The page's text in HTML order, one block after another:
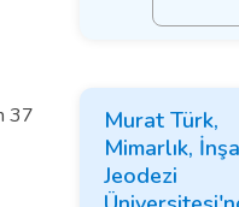
37
Murat Türk,
Mimarlık,
Jeodezi